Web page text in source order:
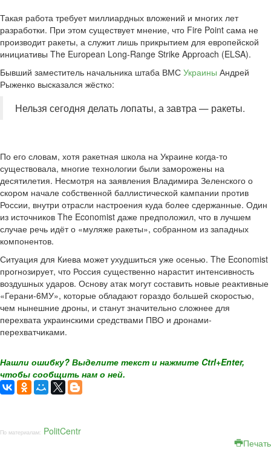
Такая работа требует миллиардных вложений и многих лет
разработки. При этом существует мнение, что Fire Point сама не
производит ракеты, а служит лишь прикрытием для европейской
инициативы The European Long-Range Strike Approach (ELSA).
Бывший заместитель начальника штаба ВМС Украины Андрей
Рыженко высказался жёстко:
Нельзя сегодня делать лопаты, а завтра — ракеты.
По его словам, хотя ракетная школа на Украине когда-то
существовала, многие технологии были заморожены на
десятилетия. Несмотря на заявления Владимира Зеленского о
скором начале собственной баллистической кампании против
России, внутри отрасли настроения куда более сдержанные. Один
из источников The Economist даже предположил, что в лучшем
случае речь идёт о «муляже ракеты», собранном из западных
компонентов.
Ситуация для Киева может ухудшиться уже осенью. The Economist
прогнозирует, что Россия существенно нарастит интенсивность
воздушных ударов. Основу атак могут составить новые реактивные
«Герани-6МУ», которые обладают гораздо большей скоростью,
чем нынешние дроны, и станут значительно сложнее для
перехвата украинскими средствами ПВО и дронами-
перехватчиками.
Нашли ошибку? Выделите текст и нажмите Ctrl+Enter,
чтобы сообщить нам о ней.
По материалам: PolitCentr
Печать